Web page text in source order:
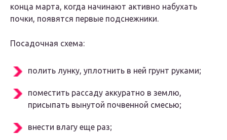
конца марта, когда начинают активно набухать
почки, появятся первые подснежники.
Посадочная схема:
полить лунку, уплотнить в ней грунт руками;
поместить рассаду аккуратно в землю,
присыпать вынутой почвенной смесью;
внести влагу еще раз;